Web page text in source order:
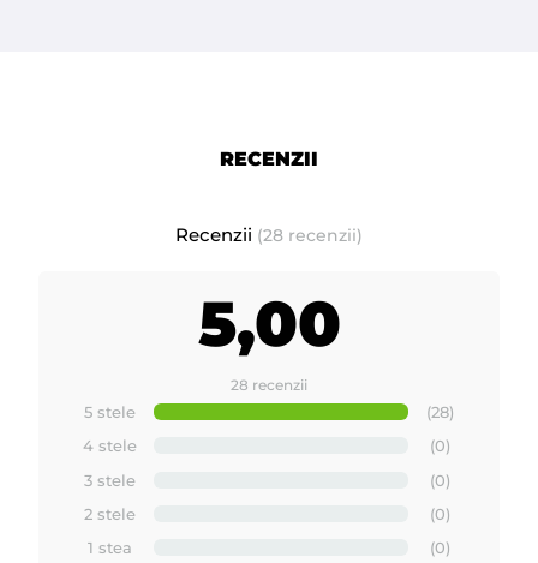
RECENZII
Recenzii (28 recenzii)
5,00
28 recenzii
5 stele
(28)
4 stele
(0)
3 stele
(0)
2 stele
(0)
1 stea
(0)